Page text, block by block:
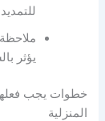
يؤثر
خطوات يجب
المنزلية